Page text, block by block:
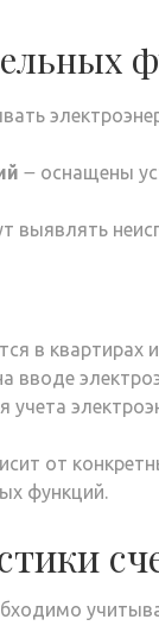
౼ оснащены
выявлять
в квартирах
вводе
учета
от
функций.